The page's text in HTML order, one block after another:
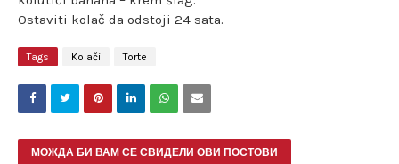
Ostaviti kolač da odstoji 24 sata.
Tags Kolači Torte
МОЖДА БИ ВАМ СЕ СВИДЕЛИ ОВИ ПОСТОВИ